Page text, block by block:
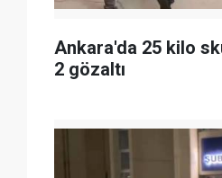
Ankara'da 25 kilo
2 gözaltı